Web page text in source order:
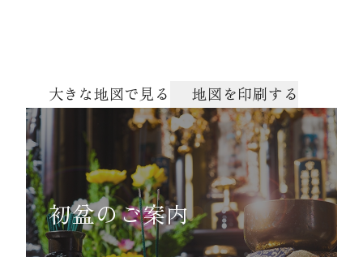
大きな地図で見る 地図を印刷する
初盆のご案内